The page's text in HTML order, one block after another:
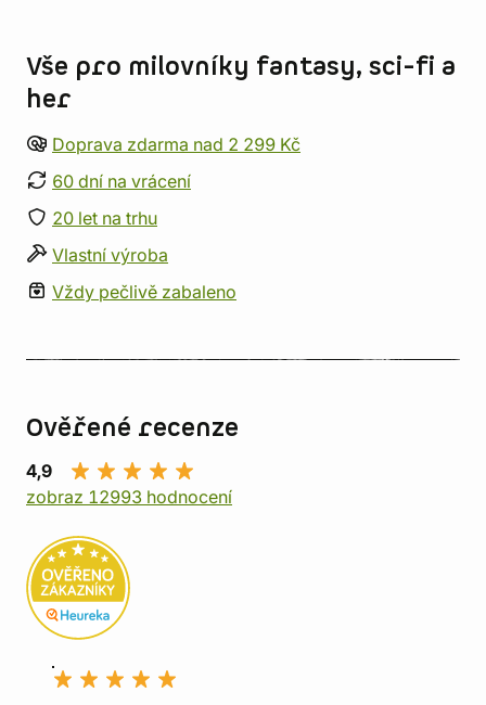
Vše pro milovníky fantasy, sci-fi a
her
Doprava zdarma nad 2 299 Kč
60 dní na vrácení
20 let na trhu
Vlastní výroba
Vždy pečlivě zabaleno
Ověřené recenze
4,9
zobraz 12993 hodnocení